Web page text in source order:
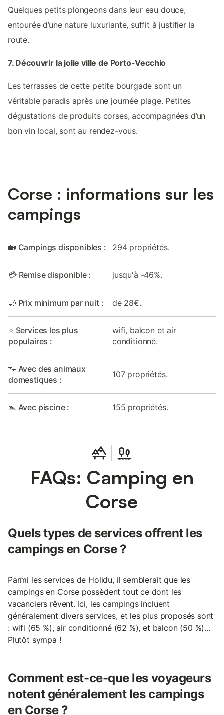
Quelques petits plongeons dans leur eau douce,
entourée d’une nature luxuriante, suffit à justifier la
route.
7. Découvrir la jolie ville de Porto-Vecchio
Les terrasses de cette petite bourgade sont un
véritable paradis après une journée plage. Petites
dégustations de produits corses, accompagnées d’un
bon vin local, sont au rendez-vous.
Corse : informations sur les
campings
🏡 Campings disponibles : 294 propriétés.
💳 Remise disponible : jusqu'à -46%.
🌙 Prix minimum par nuit : de 28€.
⭐ Services les plus
populaires :
wifi, balcon et air
conditionné.
🐾 Avec des animaux
domestiques :
107 propriétés.
🏊 Avec piscine : 155 propriétés.
FAQs: Camping en
Corse
Quels types de services offrent les
campings en Corse ?
Parmi les services de Holidu, il semblerait que les
campings en Corse possèdent tout ce dont les
vacanciers rêvent. Ici, les campings incluent
généralement divers services, et les plus proposés sont
: wifi (65 %), air conditionné (62 %), et balcon (50 %)...
Plutôt sympa !
Comment est-ce-que les voyageurs
notent généralement les campings
en Corse ?